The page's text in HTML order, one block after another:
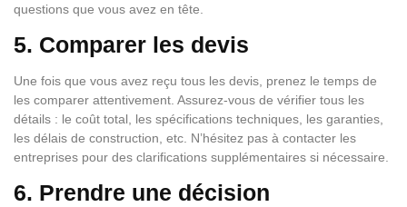
questions que vous avez en tête.
5. Comparer les devis
Une fois que vous avez reçu tous les devis, prenez le temps de
les comparer attentivement. Assurez-vous de vérifier tous les
détails : le coût total, les spécifications techniques, les garanties,
les délais de construction, etc. N’hésitez pas à contacter les
entreprises pour des clarifications supplémentaires si nécessaire.
6. Prendre une décision